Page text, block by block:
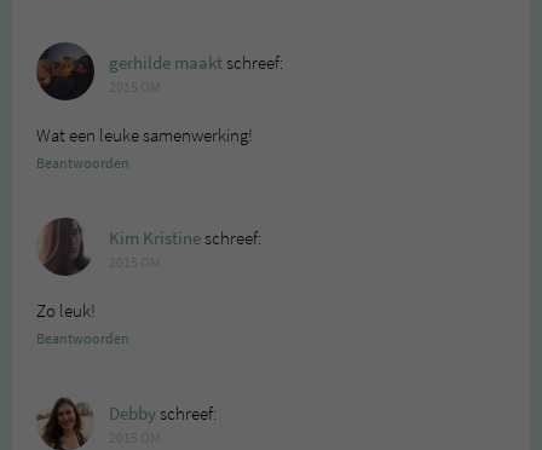
gerhilde maaktschreef:
Wat een leuke samenwerking!
Beantwoorden
Kim Kristineschreef:
Zo leuk!
Beantwoorden
Debbyschreef: